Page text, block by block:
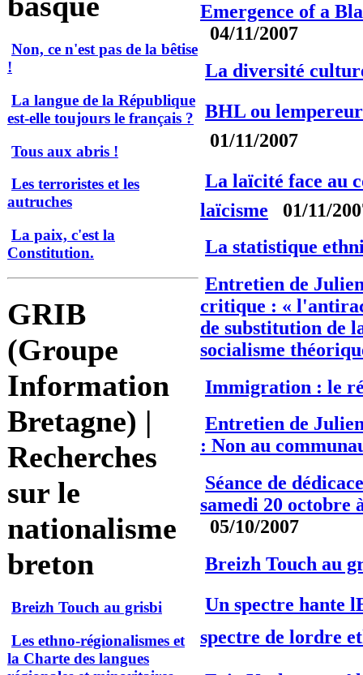
Non, ce n'est pas de la bêtise
!
La langue de la République
est-elle toujours le français ?
Tous aux abris !
Les terroristes et les
autruches
La paix, c'est la
Constitution.
GRIB
(Groupe
Information
Bretagne) |
Recherches
sur le
nationalisme
breton
Breizh Touch au grisbi
Les ethno-régionalismes et
la Charte des langues
Emergence of a
04/11/2007
La diversité
BHL ou
01/11/2007
La laïcité face au
laïcisme
01/11/
La statistique
Entretien de
critique : «
de substitution de
socialisme
Immigration : le
Entretien de
: Non au
Séance de
samedi 20 octobre
05/10/2007
Breizh Touch au
Un spectre hante
spectre de lordre